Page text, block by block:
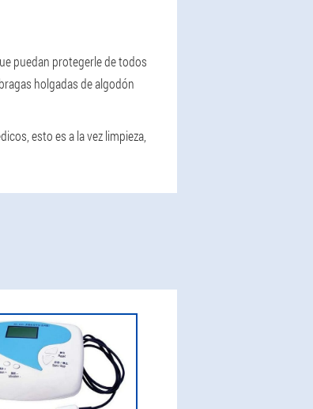
puedan protegerle de todos
holgadas de algodón
esto es a la vez limpieza,